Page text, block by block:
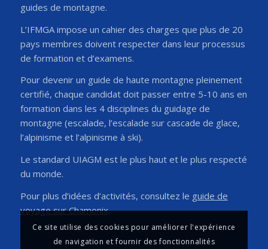
guides de montagne.
L’IFMGA impose un cahier des charges que plus de 20
pays membres doivent respecter dans leur processus
de formation et d’examens.
Pour devenir un guide de haute montagne pleinement
certifié, chaque candidat doit passer entre 5-10 ans en
formation dans les 4 disciplines du guidage de
montagne (escalade, l’escalade sur cascade de glace,
l’alpinisme et l’alpinisme à ski).
Le standard UIAGM est le plus haut et le plus respecté
du monde.
Pour plus d’idées d’activités, consultez le guide de
voyage sur Chamonix.
Ce site utilise des cookies pour améliorer l'expérience
de navigation et fournir des fonctionnalités